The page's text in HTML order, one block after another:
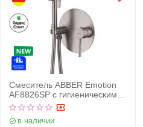
Смеситель ABBER Emotion
AF8826SP с гигиеническим
душем, сатин
в наличии